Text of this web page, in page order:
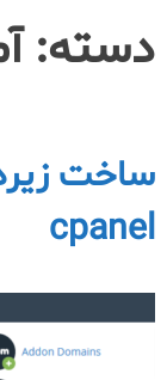
دسته:
ساخت
cpanel